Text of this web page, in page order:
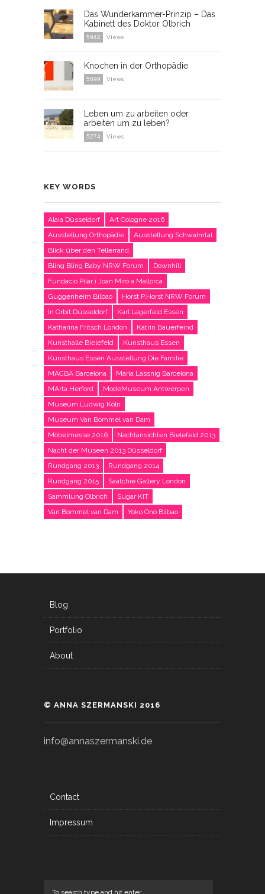
Das Wunderkammer-Prinzip – Das
Kabinett des Doktor Olbrich
5942 Views
Knochen in der Orthopädie
5699 Views
Leben um zu arbeiten oder
arbeiten um zu leben?
5274 Views
KEY WORDS
Alaia Düsseldorf
Art Cologne 2016
Ausstellung Orthopädie
Ausstellung Schwalmtal
Blick über den Tellerrand
Bling Bling Baby NRW Forum
Downhill
Fundació Pilar i Joan Miró a Mallorca
Guggenheim Bilbao
Horst P.Horst NRW Forum
In Orbit Düsseldorf
Karl Lagerfeld Essen
Katharina Fritsch London
Katrin Bauerfeind
Kunsthalle Bielefeld
Kunsthaus Essen
Kunsthaus Essen Ausstellung Die Familie
MACBA Barcelona
Maria Lassnig Barcelona
MArta Herford
ModeMuseum Antwerpen
Museum Ludwig Köln
Museum Van Bommel van Dam
Möbelmesse 2016
Nachtansichten Bielefeld 2013
Nacht der Museen 2013 Düsseldorf
Rundgang 2013
Rundgang 2014
Rundgang 2015
Saatchie Gallery London
Sammlung Olbrich
Sugar KIT
Van Bommel van Dam
Yoko Ono Bilbao
Blog
Portfolio
About
© ANNA SZERMANSKI 2016
info@annaszermanski.de
Contact
Impressum